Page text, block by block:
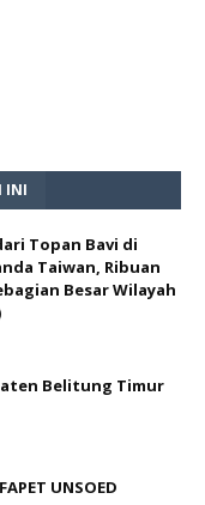
INI
Topan Bavi di
Taiwan, Ribuan
Besar Wilayah
Belitung Timur
UNSOED